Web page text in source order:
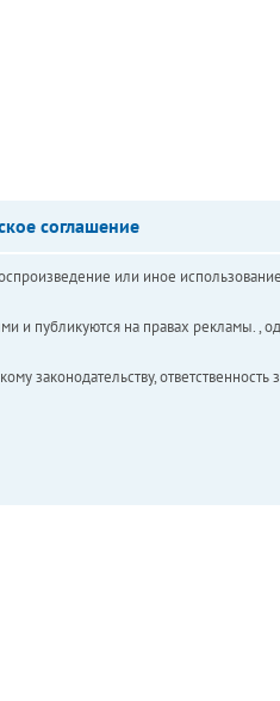
соглашение
или иное
публикуются на правах рекламы. ,
законодательству,